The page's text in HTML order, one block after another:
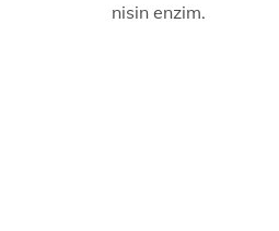
nisin enzim.